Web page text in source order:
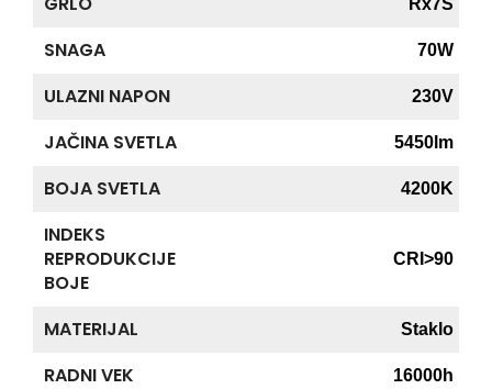
SNAGA 70W
ULAZNI NAPON 230V
JAČINA SVETLA 5450lm
BOJA SVETLA 4200K
INDEKS
REPRODUKCIJE
BOJE
CRI>90
MATERIJAL Staklo
RADNI VEK 16000h